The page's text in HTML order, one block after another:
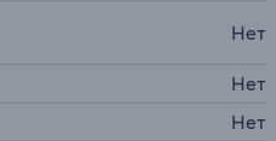
Нет
Нет
Нет